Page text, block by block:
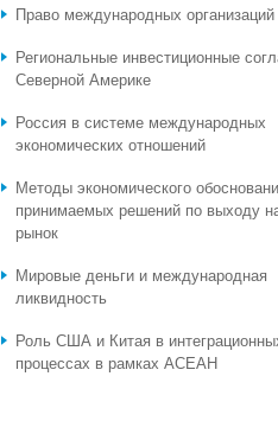
Право международных организаций
Региональные инвестиционные
Северной Америке
Россия в системе международных
экономических отношений
Методы экономического
принимаемых решений по выходу
рынок
Мировые деньги и международная
ликвидность
Роль США и Китая в
процессах в рамках АСЕАН